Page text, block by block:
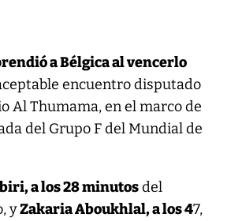
a Bélgica al vencerlo
encuentro disputado
Al Thumama, en el marco de
del Grupo F del Mundial de
a los 28 minutosdel
yZakaria Aboukhlal, a los 47,